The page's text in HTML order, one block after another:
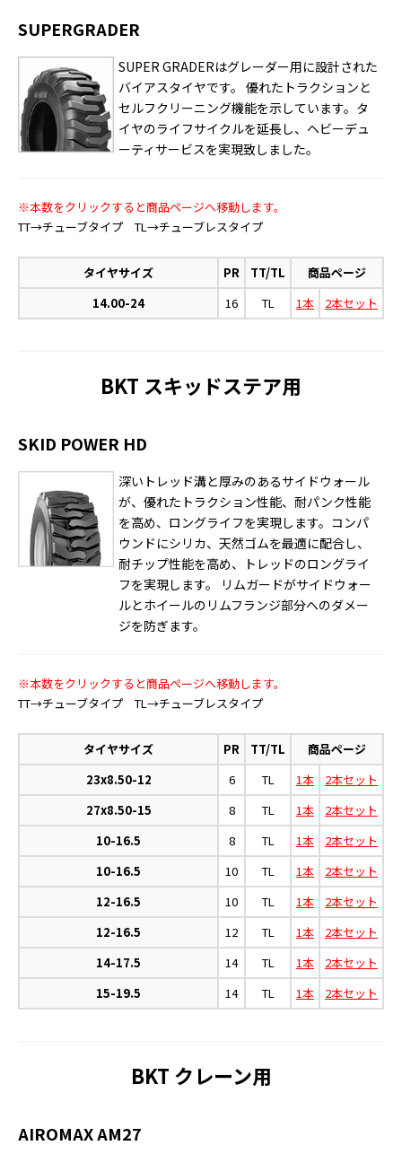
SUPERGRADER
SUPER GRADERはグレーダー用に設計された
バイアスタイヤです。 優れたトラクションと
セルフクリーニング機能を示しています。タ
イヤのライフサイクルを延長し、ヘビーデュ
ーティサービスを実現致しました。
※本数をクリックすると商品ページへ移動します。
TT→チューブタイプ TL→チューブレスタイプ
タイヤサイズ PR TT/TL
商品ページ
14.00-24
16 TL 1本 2本セット
BKT スキッドステア用
SKID POWER HD
深いトレッド溝と厚みのあるサイドウォール
が、優れたトラクション性能、耐パンク性能
を高め、ロングライフを実現します。コンパ
ウンドにシリカ、天然ゴムを最適に配合し、
耐チップ性能を高め、トレッドのロングライ
フを実現します。 リムガードがサイドウォー
ルとホイールのリムフランジ部分へのダメー
ジを防ぎます。
※本数をクリックすると商品ページへ移動します。
TT→チューブタイプ TL→チューブレスタイプ
タイヤサイズ PR TT/TL
商品ページ
23x8.50-12
6 TL 1本
2本セット
27x8.50-15
8 TL 1本
2本セット
10-16.5
8 TL 1本
2本セット
10-16.5
10 TL 1本
2本セット
12-16.5
10 TL 1本
2本セット
12-16.5
12 TL 1本
2本セット
14-17.5
14 TL 1本
2本セット
15-19.5
14 TL 1本 2本セット
BKT クレーン用
AIROMAX AM27